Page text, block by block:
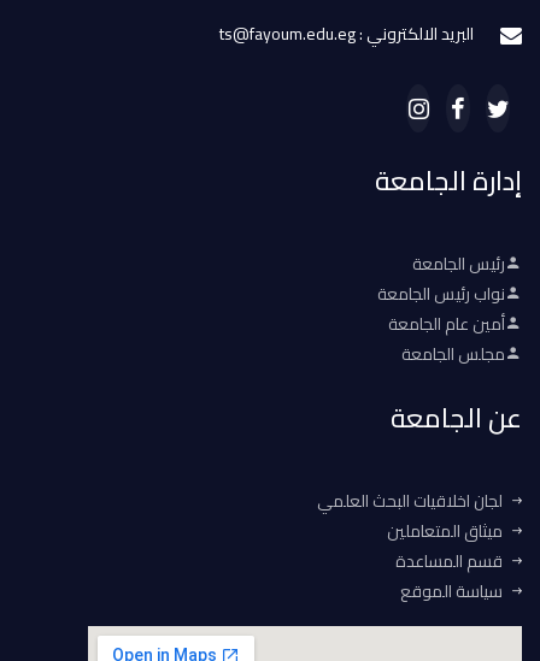
البريد الالكتروني : ts@fayoum.edu.eg
إدارة الجامعة
رئيس الجامعة
نواب رئيس الجامعة
أمين عام الجامعة
مجلس الجامعة
عن الجامعة
لجان اخلاقيات البحث العلمي
ميثاق المتعاملين
قسم المساعدة
سياسة الموقع